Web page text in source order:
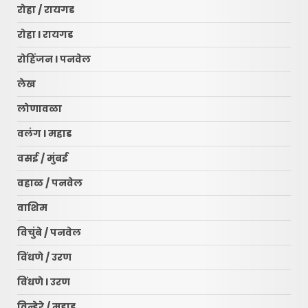
रोहा / रायगड
रोहा l रायगड
रोहिंजन l पनवेल
लेख
लोणावळा
वलंग l महाड
वसई / मुंबई
वहाळ / पनवेल
वाशिम
विचुंबे / पनवेल
विंधणे / उरण
विंधणे l उरण
3
l दि. १० जुलै २०२६